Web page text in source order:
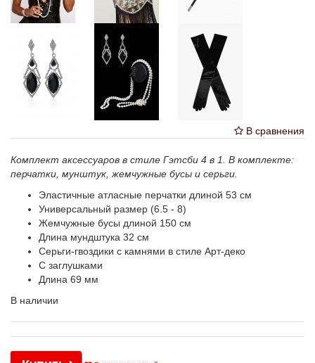
В сравнения
Комплект аксессуаров в стиле Гэтсби 4 в 1. В комплекте:
перчатки, мунштук, жемчужные бусы и серьги.
Эластичные атласные перчатки длиной 53 см
Универсальный размер (6.5 - 8)
Жемчужные бусы длиной 150 см
Длина мундштука 32 см
Серьги-гвоздики с камнями в стиле Арт-деко
С заглушками
Длина 69 мм
В наличии